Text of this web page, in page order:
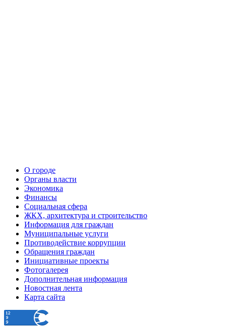
О городе
Органы власти
Экономика
Финансы
Социальная сфера
ЖКХ, архитектура и строительство
Информация для граждан
Муниципальные услуги
Противодействие коррупции
Обращения граждан
Инициативные проекты
Фотогалерея
Дополнительная информация
Новостная лента
Карта сайта